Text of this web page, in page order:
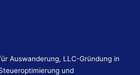
Auswanderung, LLC-Gründung in
und